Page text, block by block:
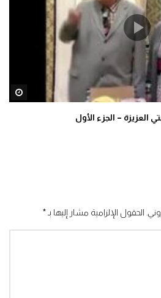
العزيزة – الجزء الأول
الحقول الإلزامية مشار إليها بـ *